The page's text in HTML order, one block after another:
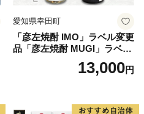
愛知県幸田町
「彦左焼酎 IMO」ラベル変更
品「彦左焼酎 MUGI」ラベル
変更品 飲み比べ セット 合計
2本 720ml×各1本 25度 焼酎
13,000円